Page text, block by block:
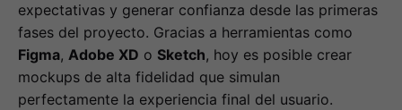
expectativas y generar confianza desde las primeras
fases del proyecto. Gracias a herramientas como
Figma, Adobe XD o Sketch, hoy es posible crear
mockups de alta fidelidad que simulan
perfectamente la experiencia final del usuario.